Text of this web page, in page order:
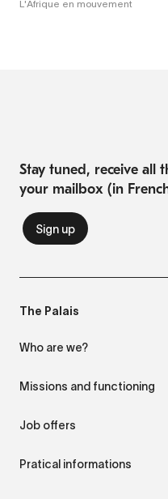
L'Afrique en mouvement
Stay tuned, receive all
your mailbox (in
The Palais
Who are we?
Missions and functioning
Job offers
Pratical informations